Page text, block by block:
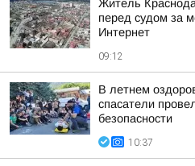
Житель
перед судом за
Интернет
09:12
В летнем
спасатели
безопасности
10:37